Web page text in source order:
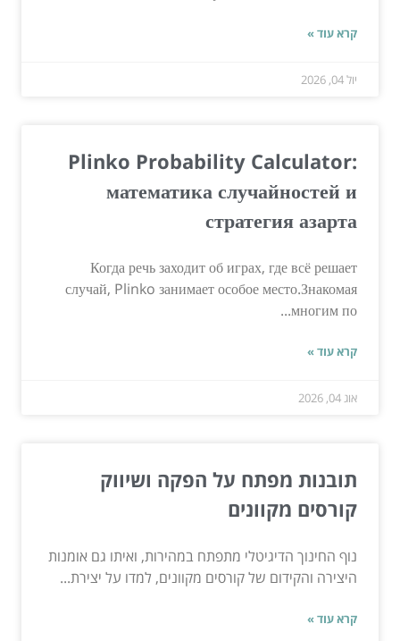
קרא עוד »
יול 04, 2026
Plinko Probability Calculator:
математика случайностей и
стратегия азарта
Когда речь заходит об играх, где всё решает
случай, Plinko занимает особое место.Знакомая
многим по...
קרא עוד »
אוג 04, 2026
תובנות מפתח על הפקה ושיווק
קורסים מקוונים
נוף החינוך הדיגיטלי מתפתח במהירות, ואיתו גם אומנות
היצירה והקידום של קורסים מקוונים, למדו על יצירת...
קרא עוד »